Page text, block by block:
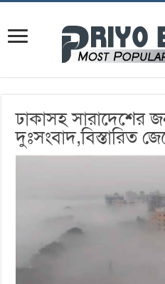
ঢাকাসহ সারাদেশের
দুঃসংবাদ,বিস্তারিত